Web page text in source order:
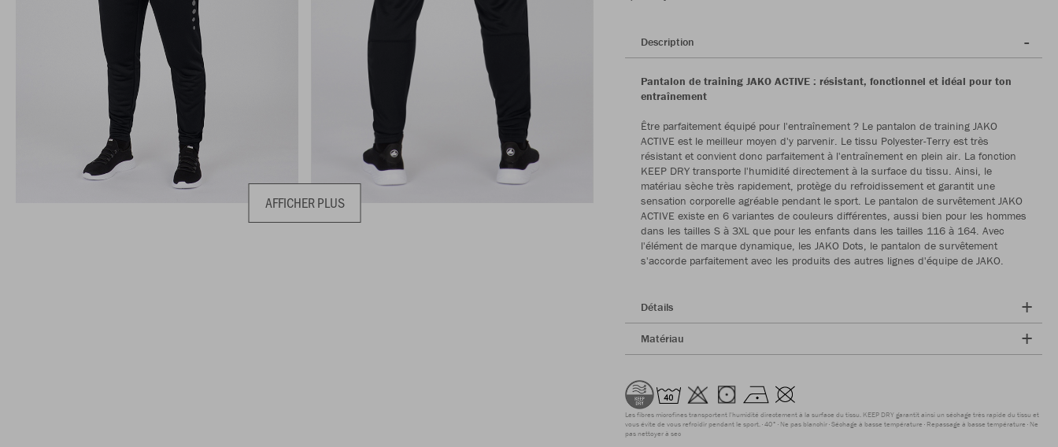
AFFICHER PLUS
Description
Pantalon de training JAKO ACTIVE : résistant, fonctionnel et idéal pour ton
entraînement
Être parfaitement équipé pour l'entraînement ? Le pantalon de training JAKO
ACTIVE est le meilleur moyen d'y parvenir. Le tissu Polyester-Terry est très
résistant et convient donc parfaitement à l'entraînement en plein air. La fonction
KEEP DRY transporte l'humidité directement à la surface du tissu. Ainsi, le
matériau sèche très rapidement, protège du refroidissement et garantit une
sensation corporelle agréable pendant le sport. Le pantalon de survêtement JAKO
ACTIVE existe en 6 variantes de couleurs différentes, aussi bien pour les hommes
dans les tailles S à 3XL que pour les enfants dans les tailles 116 à 164. Avec
l'élément de marque dynamique, les JAKO Dots, le pantalon de survêtement
s'accorde parfaitement avec les produits des autres lignes d'équipe de JAKO.
Détails
Matériau
Les fibres microfines transportent l'humidité directement à la surface du tissu. KEEP DRY garantit ainsi un séchage très rapide du tissu et
vous évite de vous refroidir pendant le sport. 40° Ne pas blanchir Séchage à basse température Repassage à basse température Ne
pas nettoyer à sec